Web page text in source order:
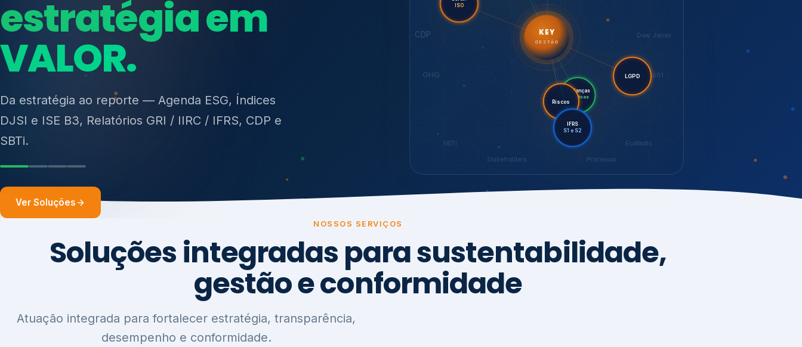
ISO 27701, ISO 42001, ISO 37001, ISO 9001, ISO
14001, ISO 45001, ONA e PNQ — Gestão de resíduos
sólidos (PGRS/PMGRS).
Ver Soluções
Processos
EcoVadis
Mudanças
Climáticas
Riscos
S1 e S2
Soluções integradas para sustentabilidade,
gestão e conformidade
Atuação integrada para fortalecer estratégia, transparência,
desempenho e conformidade.